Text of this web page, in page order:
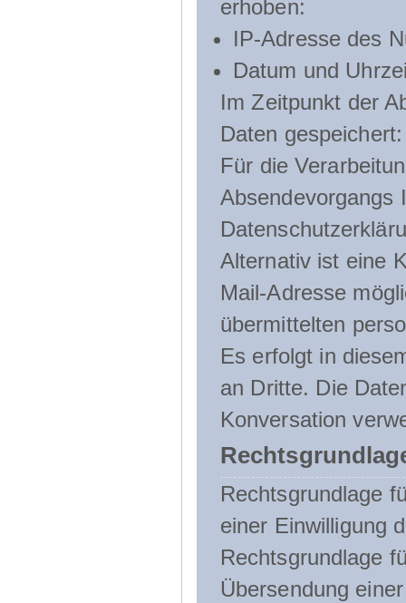
erhoben:
IP-Adresse des
Datum und
Im Zeitpunkt der
Daten gespeichert:
Für die
Absendevorgangs
Alternativ ist eine
Mail-Adresse
übermittelten
Es erfolgt in
an Dritte. Die
Konversation
Rechtsgrundlage
einer Einwilligung
Rechtsgrundlage
Übersendung